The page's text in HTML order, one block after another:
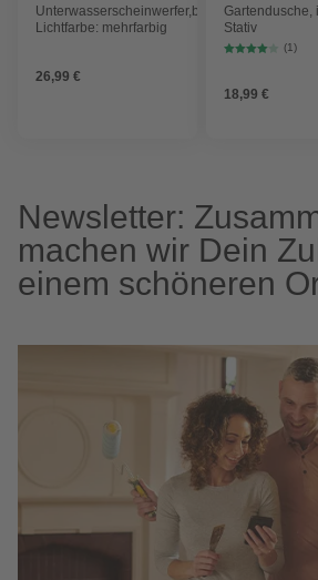
Unterwasserscheinwerfer,batteriebetrieben,
Lichtfarbe: mehrfarbig
26,99 €
Gartendusche,
Stativ
(1)
18,99 €
Newsletter:
machen wir Dein
einem schöneren